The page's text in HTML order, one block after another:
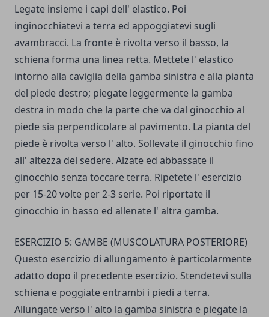
Legate insieme i capi dell' elastico. Poi
inginocchiatevi a terra ed appoggiate­vi sugli
avambracci. La fronte è rivolta verso il basso, la
schiena forma una linea retta. Mettete l' elastico
intorno alla caviglia della gamba sinistra e alla pianta
del piede destro; piegate leggermente la gamba
destra in modo che la parte che va dal ginocchio al
piede sia perpendicolare al pavi­mento. La pianta del
piede è rivolta verso l' alto. Sollevate il ginocchio fino
all' altezza del sedere. Alzate ed abbassate il
ginocchio senza toccare terra. Ripetete l' esercizio
per 15-20 volte per 2-3 serie. Poi riportate il
ginocchio in basso ed alle­nate l' altra gamba.
ESERCIZIO 5: GAMBE (MUSCOLATURA POSTERIORE)
Questo esercizio di allungamento è particolarmente
adatto dopo il precedente esercizio. Stendetevi sulla
schiena e poggiate entrambi i piedi a terra.
Allungate verso l' alto la gamba sinistra e piegate la